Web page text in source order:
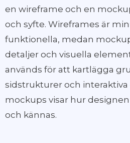
en wireframe och en
och syfte. Wireframes är
funktionella, medan
detaljer och visuella
används för att kartlägga
sidstrukturer och
mockups visar hur
och kännas.